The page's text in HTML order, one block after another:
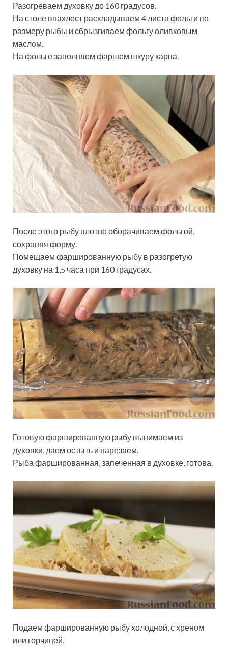
Разогреваем духовку до 160 градусов.
На столе внахлест раскладываем 4 листа фольги по
размеру рыбы и сбрызгиваем фольгу оливковым
маслом.
На фольге заполняем фаршем шкуру карпа.
После этого рыбу плотно оборачиваем фольгой,
сохраняя форму.
Помещаем фаршированную рыбу в разогретую
духовку на 1,5 часа при 160 градусах.
Готовую фаршированную рыбу вынимаем из
духовки, даем остыть и нарезаем.
Рыба фаршированная, запеченная в духовке, готова.
Подаем фаршированную рыбу холодной, с хреном
или горчицей.